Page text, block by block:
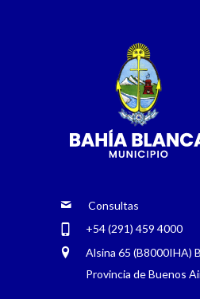
Consultas
+54 (291) 459 4000
Alsina 65 (B8000IHA)
Provincia de Buenos